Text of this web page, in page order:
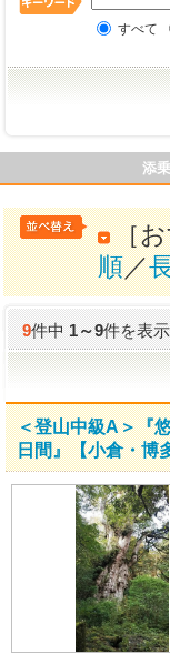
すべて
添
［
順／
9件中1～9件を表示
＜登山中級A＞『
日間』【小倉・博